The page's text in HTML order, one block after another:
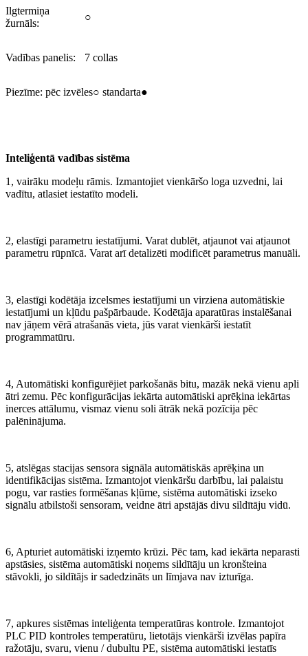
Ilgtermiņa
žurnāls:
○
Vadības panelis: 7 collas
Piezīme: pēc izvēles○ standarta●
Inteliģentā vadības sistēma
1, vairāku modeļu rāmis. Izmantojiet vienkāršo loga uzvedni, lai
vadītu, atlasiet iestatīto modeli.
2, elastīgi parametru iestatījumi. Varat dublēt, atjaunot vai atjaunot
parametru rūpnīcā. Varat arī detalizēti modificēt parametrus manuāli.
3, elastīgi kodētāja izcelsmes iestatījumi un virziena automātiskie
iestatījumi un kļūdu pašpārbaude. Kodētāja aparatūras instalēšanai
nav jāņem vērā atrašanās vieta, jūs varat vienkārši iestatīt
programmatūru.
4, Automātiski konfigurējiet parkošanās bitu, mazāk nekā vienu apli
ātri zemu. Pēc konfigurācijas iekārta automātiski aprēķina iekārtas
inerces attālumu, vismaz vienu soli ātrāk nekā pozīcija pēc
palēninājuma.
5, atslēgas stacijas sensora signāla automātiskās aprēķina un
identifikācijas sistēma. Izmantojot vienkāršu darbību, lai palaistu
pogu, var rasties formēšanas kļūme, sistēma automātiski izseko
signālu atbilstoši sensoram, veidne ātri apstājās divu sildītāju vidū.
6, Apturiet automātiski izņemto krūzi. Pēc tam, kad iekārta neparasti
apstāsies, sistēma automātiski noņems sildītāju un kronšteina
stāvokli, jo sildītājs ir sadedzināts un līmjava nav izturīga.
7, apkures sistēmas inteliģenta temperatūras kontrole. Izmantojot
PLC PID kontroles temperatūru, lietotājs vienkārši izvēlas papīra
ražotāju, svaru, vienu / dubultu PE, sistēma automātiski iestatīs